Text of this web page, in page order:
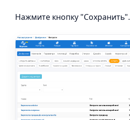
Нажмите кнопку "Сохранить".